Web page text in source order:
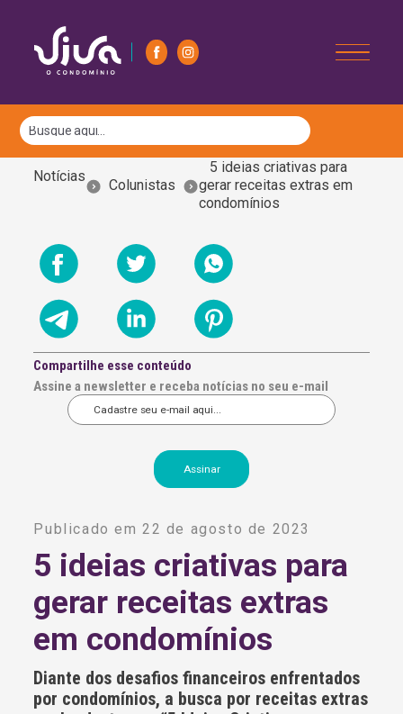
Notícias
Colunistas
5 ideias criativas para
gerar receitas extras em
condomínios
Compartilhe esse conteúdo
Assine a newsletter e receba notícias no seu e-mail
t
r
n
a
t
v
:
Publicado em 22 de agosto de 2023
5 ideias criativas para
gerar receitas extras
em condomínios
Diante dos desafios financeiros enfrentados
por condomínios, a busca por receitas extras